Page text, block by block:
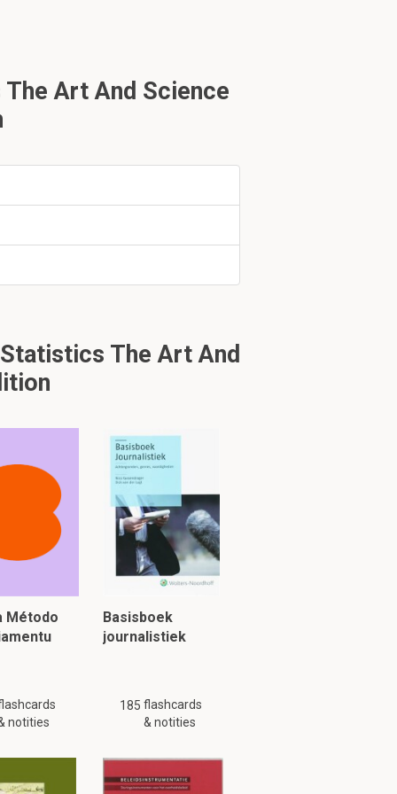
percentage
2.2
Art And Science
The Art And
Método
notities
Basisboek
journalistiek
185 flashcards
& notities